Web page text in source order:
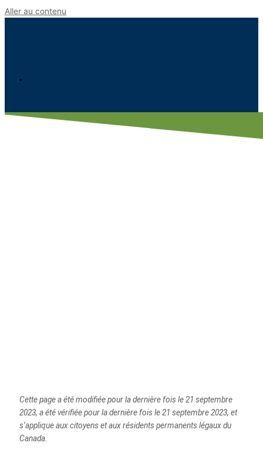
Aller au contenu
Cette page a été modifiée pour la dernière fois le 21 septembre
2023, a été vérifiée pour la dernière fois le 21 septembre 2023, et
s’applique aux citoyens et aux résidents permanents légaux du
Canada.